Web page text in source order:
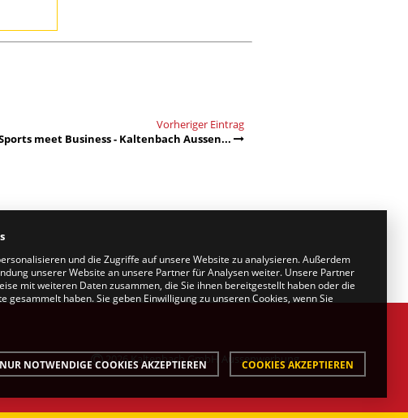
Vorheriger Eintrag
meet Business - Kaltenbach Aussen...
2026 Kaltenbach GmbH Aussenwerbung
und die Zugriffe auf unsere Website zu analysieren. Außerdem
unserer Website an unsere Partner für Analysen weiter. Unsere Partner
mit weiteren Daten zusammen, die Sie ihnen bereitgestellt haben oder die
gesammelt haben. Sie geben Einwilligung zu unseren Cookies, wenn Sie
NUR NOTWENDIGE COOKIES AKZEPTIEREN COOKIES AKZEPTIEREN